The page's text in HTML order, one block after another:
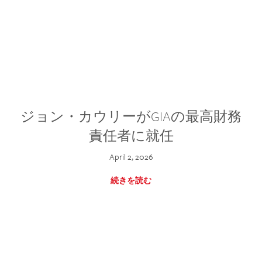
ジョン・カウリーがGIAの最高財務
責任者に就任
April 2, 2026
続きを読む